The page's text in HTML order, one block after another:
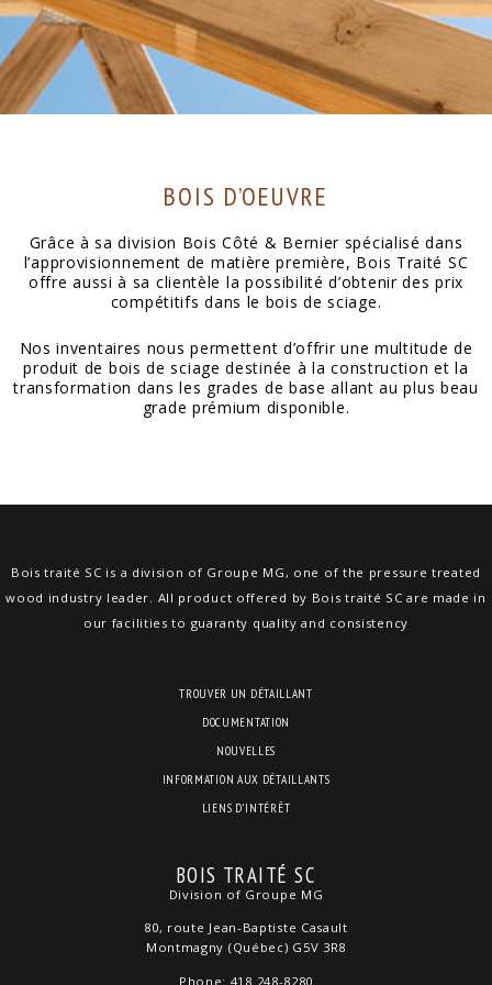
BOIS D’OEUVRE
Grâce à sa division Bois Côté & Bernier spécialisé dans
l’approvisionnement de matière première, Bois Traité SC
offre aussi à sa clientèle la possibilité d’obtenir des prix
compétitifs dans le bois de sciage.
Nos inventaires nous permettent d’offrir une multitude de
produit de bois de sciage destinée à la construction et la
transformation dans les grades de base allant au plus beau
grade prémium disponible.
Bois traité SC is a division of Groupe MG, one of the pressure treated
wood industry leader. All product offered by Bois traité SC are made in
our facilities to guaranty quality and consistency
TROUVER UN DÉTAILLANT
DOCUMENTATION
NOUVELLES
INFORMATION AUX DÉTAILLANTS
LIENS D’INTÉRÊT
BOIS TRAITÉ SC
Division of Groupe MG
80, route Jean-Baptiste Casault
Montmagny (Québec) G5V 3R8
Phone: 418 248-8280